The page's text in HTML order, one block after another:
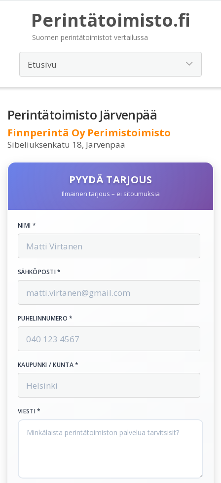
Perintätoimisto.fi
Suomen perintätoimistot vertailussa
Perintätoimisto Järvenpää
Finnperintä Oy Perimistoimisto
Sibeliuksenkatu 18, Järvenpää
PYYDÄ TARJOUS
Ilmainen tarjous – ei sitoumuksia
NIMI *
SÄHKÖPOSTI *
PUHELINNUMERO *
KAUPUNKI / KUNTA *
VIESTI *